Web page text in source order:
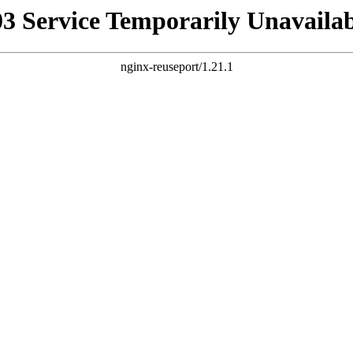
Service Temporarily
nginx-reuseport/1.21.1